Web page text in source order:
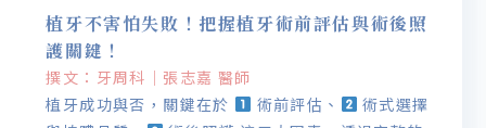
植牙不害怕失敗！把握植牙術前評估與術後照
護關鍵！
撰文：牙周科｜張志嘉 醫師
植牙成功與否，關鍵在於
術前評估、
術式選擇